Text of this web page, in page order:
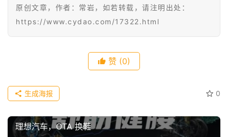
国
有
A
冒
险
原创文章，作者：常岩，如若转载，请注明出处：
https://www.cydao.com/17322.html
赞 (0)
0
生成海报
理想汽车，OTA 换鞋